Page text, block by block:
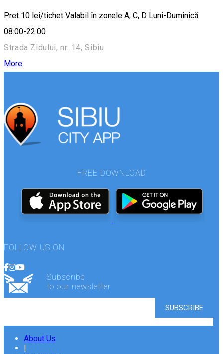
Pret 10 lei/tichet Valabil în zonele A, C, D Luni-Duminică
08:00-22:00
Strada Zidului, nr. 14, Sibiu
More
FREE DOWNLOAD
FOLLOW US ON
Subscribe
to our newsletter
About Us